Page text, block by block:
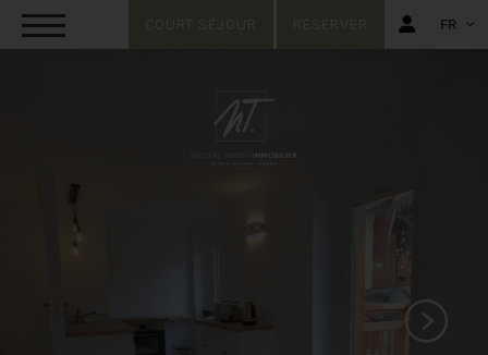
FR